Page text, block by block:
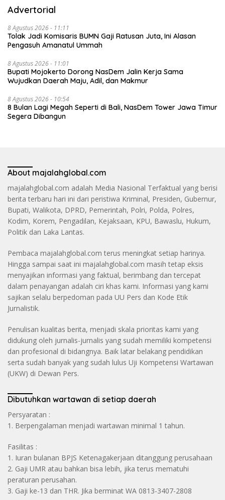
Advertorial
8 Agustus 2026 - 11:11
Tolak Jadi Komisaris BUMN Gaji Ratusan Juta, Ini Alasan
Pengasuh Amanatul Ummah
8 Agustus 2026 - 11:01
Bupati Mojokerto Dorong NasDem Jalin Kerja Sama
Wujudkan Daerah Maju, Adil, dan Makmur
8 Agustus 2026 - 10:54
8 Bulan Lagi Megah Seperti di Bali, NasDem Tower Jawa Timur
Segera Dibangun
About majalahglobal.com
majalahglobal.com adalah Media Nasional Terfaktual yang berisi
berita terbaru hari ini dari peristiwa Kriminal, Presiden, Gubernur,
Bupati, Walikota, DPRD, Pemerintah, Polri, Polda, Polres,
Kodim, Korem, Pengadilan, Kejaksaan, KPU, Bawaslu, Hukum,
Politik dan Laka Lantas.
Pembaca majalahglobal.com terus meningkat setiap harinya.
Hingga sampai saat ini majalahglobal.com masih tetap eksis
menyajikan informasi yang faktual, berimbang dan tercepat
dalam penayangan adalah ciri khas kami. Informasi yang kami
sajikan selalu berpedoman pada UU Pers dan Kode Etik
Jurnalistik.
Penulisan kualitas berita, menjadi skala prioritas kami yang
didukung oleh jurnalis-jurnalis yang sudah memiliki kompetensi
dan profesional di bidangnya. Baik latar belakang pendidikan
serta sudah banyak yang sudah lulus Uji Kompetensi Wartawan
(UKW) di Dewan Pers.
Dibutuhkan wartawan di setiap daerah
Persyaratan :
1. Berpengalaman menjadi wartawan minimal 1 tahun.
Fasilitas :
1. Iuran bulanan BPJS Ketenagakerjaan ditanggung perusahaan
2. Gaji UMR atau bahkan bisa lebih, jika terus mematuhi
peraturan perusahan.
3. Gaji ke-13 dan THR. Jika berminat WA 0813-3407-2808